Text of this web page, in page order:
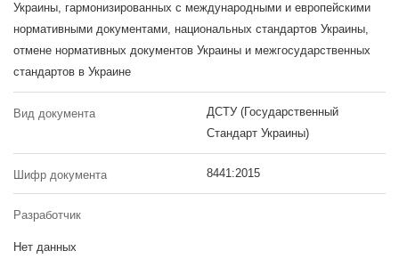
Украины, гармонизированных с международными и европейскими
нормативными документами, национальных стандартов Украины,
отмене нормативных документов Украины и межгосударственных
стандартов в Украине
Вид документа
ДСТУ (Государственный
Стандарт Украины)
Шифр документа 8441:2015
Разработчик
Нет данных